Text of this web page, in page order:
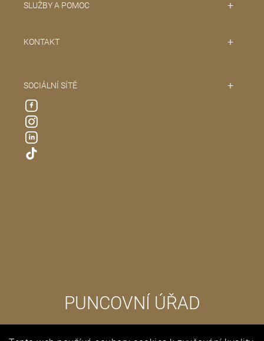
SLUŽBY A POMOC
KONTAKT
SOCIÁLNÍ SÍTĚ
PUNCOVNÍ ÚŘAD